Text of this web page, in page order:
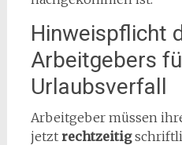
Hinweispflicht
Arbeitgebers
Urlaubsverfall
Arbeitgeber müssen
jetzt rechtzeitig